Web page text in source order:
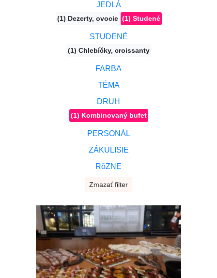
JEDLÁ
(1) Dezerty, ovocie (1) Studené
STUDENÉ
(1) Chlebíčky, croissanty
FARBA
TÉMA
DRUH
(1) Kombinovaný bufet
PERSONÁL
ZÁKULISIE
RôZNE
Zmazať filter